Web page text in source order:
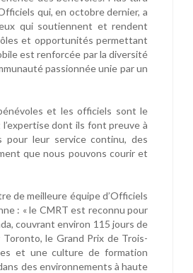
qui, en octobre dernier, a
qui soutiennent et rendent
et opportunités permettant
est renforcée par la diversité
passionnée unie par un
et les officiels sont le
dont ils font preuve à
pour leur service continu, des
que nous pouvons courir et
de meilleure équipe d’Officiels
: « le CMRT est reconnu pour
couvrant environ 115 jours de
le Grand Prix de Trois-
et une culture de formation
des environnements à haute